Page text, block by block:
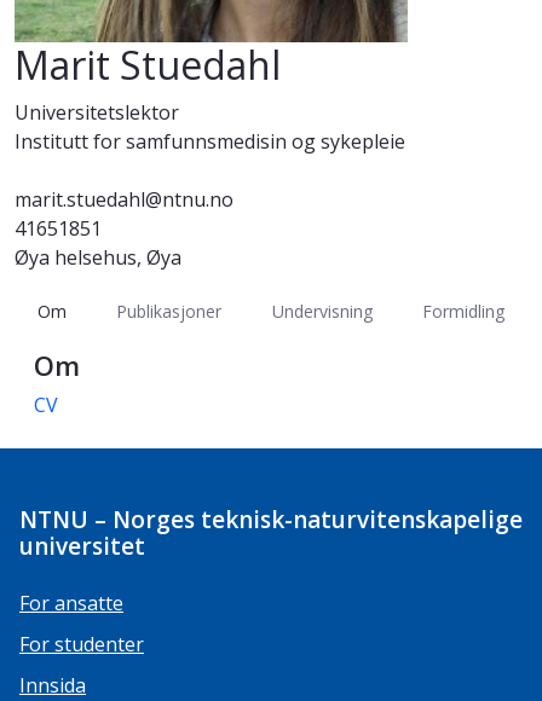
Marit Stuedahl
Universitetslektor
Institutt for samfunnsmedisin og sykepleie
marit.stuedahl@ntnu.no
41651851
Øya helsehus, Øya
Om Publikasjoner Undervisning Formidling
Om
CV
NTNU – Norges teknisk-naturvitenskapelige
universitet
For ansatte
For studenter
Innsida